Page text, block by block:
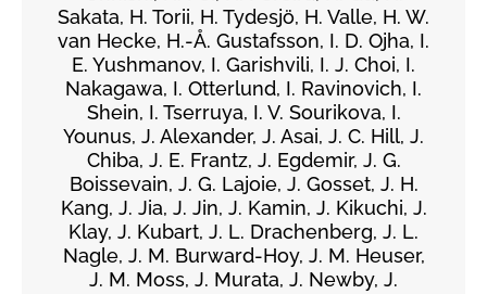
Sakata, H. Torii, H. Tydesjö, H. Valle, H. W.
van Hecke, H.-Å. Gustafsson, I. D. Ojha, I.
E. Yushmanov, I. Garishvili, I. J. Choi, I.
Nakagawa, I. Otterlund, I. Ravinovich, I.
Shein, I. Tserruya, I. V. Sourikova, I.
Younus, J. Alexander, J. Asai, J. C. Hill, J.
Chiba, J. E. Frantz, J. Egdemir, J. G.
Boissevain, J. G. Lajoie, J. Gosset, J. H.
Kang, J. Jia, J. Jin, J. Kamin, J. Kikuchi, J.
Klay, J. Kubart, J. L. Drachenberg, J. L.
Nagle, J. M. Burward-Hoy, J. M. Heuser,
J. M. Moss, J. Murata, J. Newby, J.